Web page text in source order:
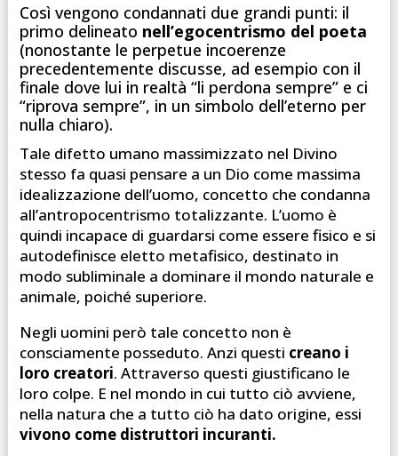
Così vengono condannati due grandi punti: il
primo delineato nell’egocentrismo del poeta
(nonostante le perpetue incoerenze
precedentemente discusse, ad esempio con il
finale dove lui in realtà “li perdona sempre” e ci
“riprova sempre”, in un simbolo dell’eterno per
nulla chiaro).
Tale difetto umano massimizzato nel Divino
stesso fa quasi pensare a un Dio come massima
idealizzazione dell’uomo, concetto che condanna
all’antropocentrismo totalizzante. L’uomo è
quindi incapace di guardarsi come essere fisico e si
autodefinisce eletto metafisico, destinato in
modo subliminale a dominare il mondo naturale e
animale, poiché superiore.
Negli uomini però tale concetto non è
consciamente posseduto. Anzi questi creano i
loro creatori. Attraverso questi giustificano le
loro colpe. E nel mondo in cui tutto ciò avviene,
nella natura che a tutto ciò ha dato origine, essi
vivono come distruttori incuranti.